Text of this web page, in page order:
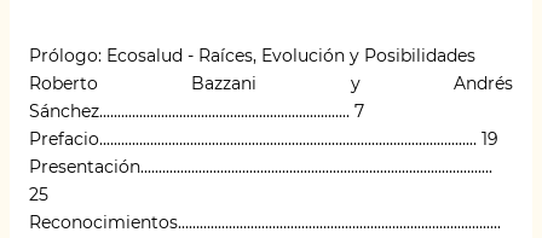
Prólogo: Ecosalud - Raíces, Evolución y Posibilidades
Roberto Bazzani y Andrés
Sánchez..................................................................... 7
Prefacio........................................................................................................ 19
Presentación.................................................................................................
25
Reconocimientos.........................................................................................